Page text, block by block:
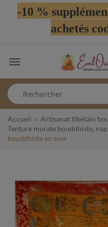
-10 %
achetés

Accueil Artisanat tibétain
Tenture murale bouddhiste,
bouddhiste en soie